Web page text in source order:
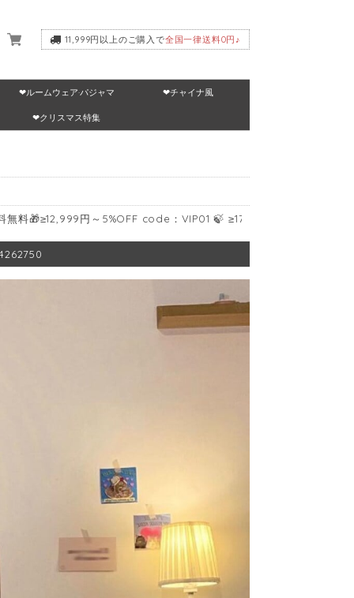
11,999円以上のご購入で全国一律送料0円♪
❤ルームウェア·パジャマ ❤チャイナ風
❤クリスマス特集
円～5%OFF code：VIP01 🍃 ≥17,999円～10%OFF code：VIP02